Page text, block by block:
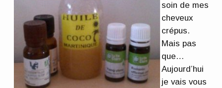
soin de mes
cheveux
crépus.
Mais pas
que…
Aujourd’hui
je vais vous